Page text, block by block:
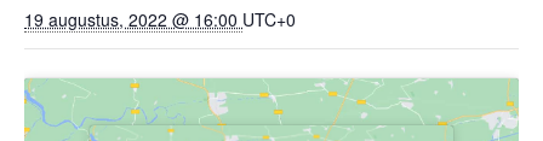
19 augustus, 2022 @ 16:00 UTC+0